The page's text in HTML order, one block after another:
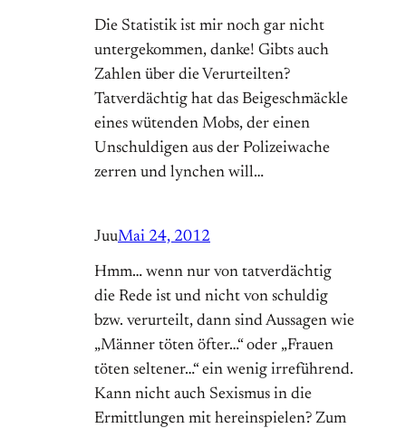
Die Statistik ist mir noch gar nicht
untergekommen, danke! Gibts auch
Zahlen über die Verurteilten?
Tatverdächtig hat das Beigeschmäckle
eines wütenden Mobs, der einen
Unschuldigen aus der Polizeiwache
zerren und lynchen will…
JuuMai 24, 2012
Hmm… wenn nur von tatverdächtig
die Rede ist und nicht von schuldig
bzw. verurteilt, dann sind Aussagen wie
„Männer töten öfter…“ oder „Frauen
töten seltener…“ ein wenig irreführend.
Kann nicht auch Sexismus in die
Ermittlungen mit hereinspielen? Zum